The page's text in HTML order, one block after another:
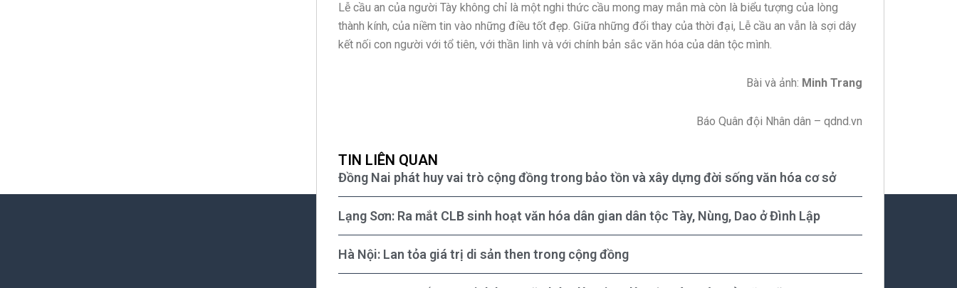
Lễ cầu an của người Tày không chỉ là một nghi thức cầu mong may mắn mà còn là biểu tượng của lòng
thành kính, của niềm tin vào những điều tốt đẹp. Giữa những đổi thay của thời đại, Lễ cầu an vẫn là sợi dây
kết nối con người với tổ tiên, với thần linh và với chính bản sắc văn hóa của dân tộc mình.
Bài và ảnh: Minh Trang
Báo Quân đội Nhân dân – qdnd.vn
TIN LIÊN QUAN
Đồng Nai phát huy vai trò cộng đồng trong bảo tồn và xây dựng đời sống văn hóa cơ sở
Lạng Sơn: Ra mắt CLB sinh hoạt văn hóa dân gian dân tộc Tày, Nùng, Dao ở Đình Lập
Hà Nội: Lan tỏa giá trị di sản then trong cộng đồng